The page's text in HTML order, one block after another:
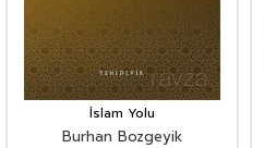
İslam Yolu
Burhan Bozgeyik